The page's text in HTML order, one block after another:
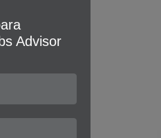
Advisor